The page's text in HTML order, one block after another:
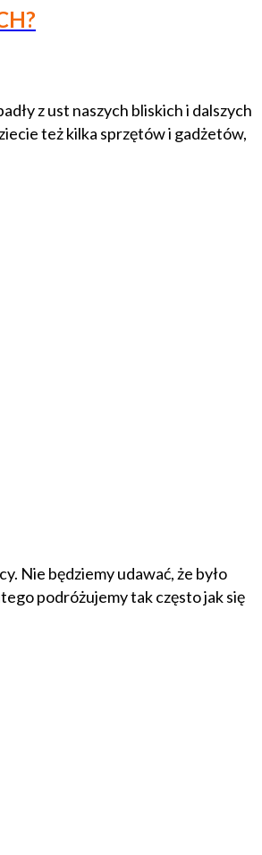
z ust naszych bliskich i dalszych
też kilka sprzętów i gadżetów,
Nie będziemy udawać, że było
podróżujemy tak często jak się